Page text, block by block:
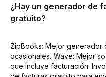
¿Hay un generador de
gratuito?
ZipBooks: Mejor generador
ocasionales. Wave: Mejor
que incluye facturación.